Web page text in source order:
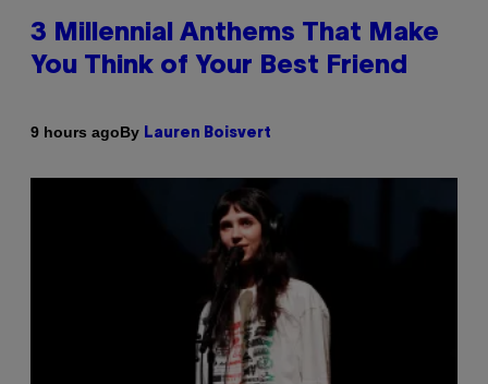
3 Millennial Anthems That Make
You Think of Your Best Friend
9 hours agoBy Lauren Boisvert